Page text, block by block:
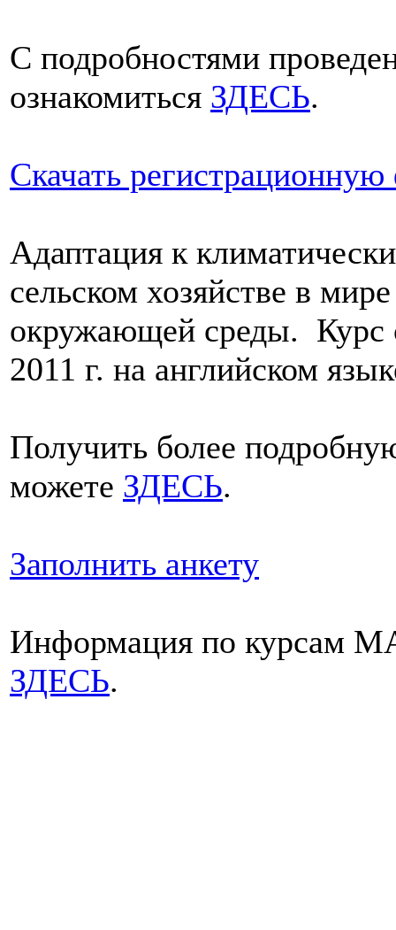
С подробностями
ознакомиться ЗДЕСЬ.
Скачать
Адаптация к
сельском хозяйстве в
окружающей среды. Курс
2011 г. на английском
Получить более
можете ЗДЕСЬ.
Заполнить анкету
Информация по курсам
ЗДЕСЬ.